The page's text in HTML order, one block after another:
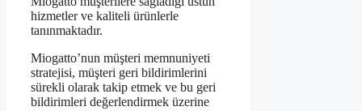
hizmetler ve kaliteli ürünlerle
tanınmaktadır.
Miogatto’nun müşteri memnuniyeti
stratejisi, müşteri geri bildirimlerini
sürekli olarak takip etmek ve bu geri
bildirimleri değerlendirmek üzerine